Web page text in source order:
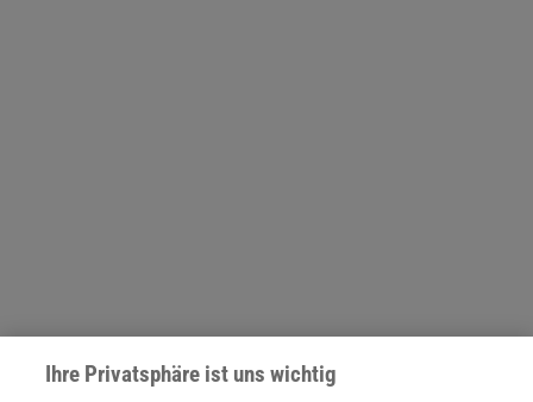
NACH OBEN
Ihre Privatsphäre ist uns wichtig